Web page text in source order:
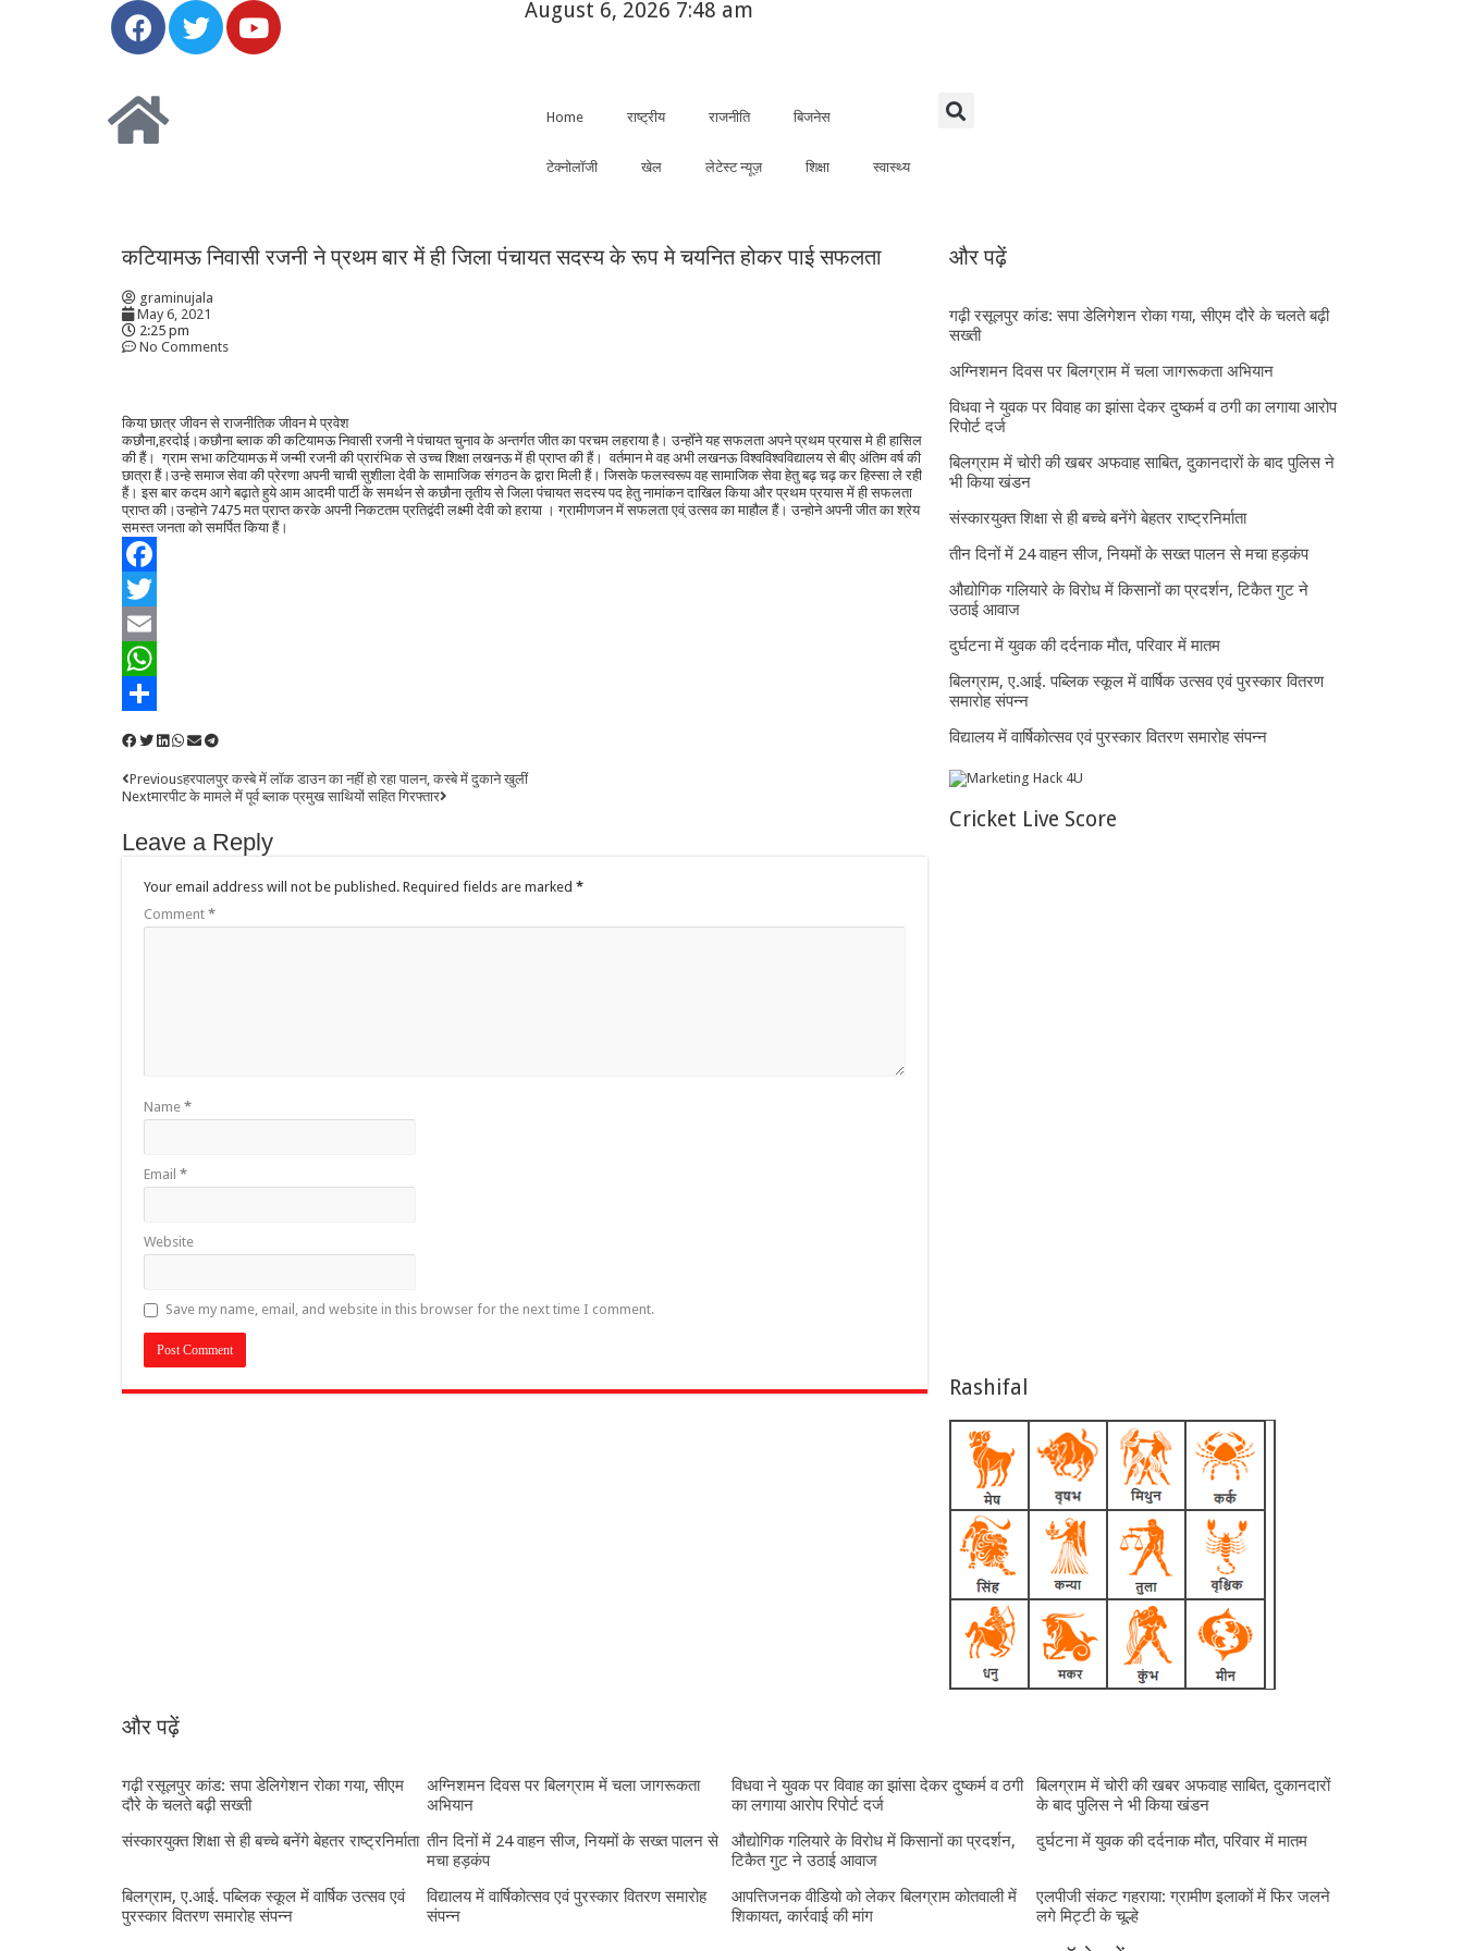
August 6, 2026 7:48 am
Home राष्ट्रीय राजनीति बिजनेस
टेक्नोलॉजी खेल लेटेस्ट न्यूज़ शिक्षा स्वास्थ्य
कटियामऊ निवासी रजनी ने प्रथम बार में ही जिला पंचायत सदस्य के रूप मे चयनित होकर पाई सफलता
graminujala
May 6, 2021
2:25 pm
No Comments
किया छात्र जीवन से राजनीतिक जीवन मे प्रवेश
कछौना,हरदोई।कछौना ब्लाक की कटियामऊ निवासी रजनी ने पंचायत चुनाव के अन्तर्गत जीत का परचम लहराया है। उन्होँने यह सफलता अपने प्रथम प्रयास मे ही हासिल
की हैं। ग्राम सभा कटियामऊ में जन्मी रजनी की प्रारंभिक से उच्च शिक्षा लखनऊ में ही प्राप्त की हैं। वर्तमान मे वह अभी लखनऊ विश्वविश्वविद्यालय से बीए अंतिम वर्ष की
छात्रा हैं।उन्हे समाज सेवा की प्रेरणा अपनी चाची सुशीला देवी के सामाजिक संगठन के द्वारा मिली हैं। जिसके फलस्वरूप वह सामाजिक सेवा हेतु बढ़ चढ़ कर हिस्सा ले रही
हैं। इस बार कदम आगे बढ़ाते हुये आम आदमी पार्टी के समर्थन से कछौना तृतीय से जिला पंचायत सदस्य पद हेतु नामांकन दाखिल किया और प्रथम प्रयास में ही सफलता
प्राप्त की।उन्होने 7475 मत प्राप्त करके अपनी निकटतम प्रतिद्वंदी लक्ष्मी देवी को हराया । ग्रामीणजन में सफलता एव्ं उत्सव का माहौल हैं। उन्होने अपनी जीत का श्रेय
समस्त जनता को समर्पित किया हैं।
Facebook
Twitter
Email
WhatsApp
Previousहरपालपुर कस्बे में लॉक डाउन का नहीं हो रहा पालन, कस्बे में दुकाने खुलीं
Nextमारपीट के मामले में पूर्व ब्लाक प्रमुख साथियों सहित गिरफ्तार
Leave a Reply
Your email address will not be published. Required fields are marked *
Comment *
Name *
Email *
Website
Save my name, email, and website in this browser for the next time I comment.
और पढ़ें
गढ़ी रसूलपुर कांड: सपा डेलिगेशन रोका गया, सीएम दौरे के चलते बढ़ी
सख्ती
अग्निशमन दिवस पर बिलग्राम में चला जागरूकता अभियान
विधवा ने युवक पर विवाह का झांसा देकर दुष्कर्म व ठगी का लगाया आरोप
रिपोर्ट दर्ज
बिलग्राम में चोरी की खबर अफवाह साबित, दुकानदारों के बाद पुलिस ने
भी किया खंडन
संस्कारयुक्त शिक्षा से ही बच्चे बनेंगे बेहतर राष्ट्रनिर्माता
तीन दिनों में 24 वाहन सीज, नियमों के सख्त पालन से मचा हड़कंप
औद्योगिक गलियारे के विरोध में किसानों का प्रदर्शन, टिकैत गुट ने
उठाई आवाज
दुर्घटना में युवक की दर्दनाक मौत, परिवार में मातम
बिलग्राम, ए.आई. पब्लिक स्कूल में वार्षिक उत्सव एवं पुरस्कार वितरण
समारोह संपन्न
विद्यालय में वार्षिकोत्सव एवं पुरस्कार वितरण समारोह संपन्न
Cricket Live Score
Rashifal
और पढ़ें
गढ़ी रसूलपुर कांड: सपा डेलिगेशन रोका गया, सीएम
दौरे के चलते बढ़ी सख्ती
अग्निशमन दिवस पर बिलग्राम में चला जागरूकता
अभियान
विधवा ने युवक पर विवाह का झांसा देकर दुष्कर्म व ठगी
का लगाया आरोप रिपोर्ट दर्ज
बिलग्राम में चोरी की खबर अफवाह साबित, दुकानदारों
के बाद पुलिस ने भी किया खंडन
संस्कारयुक्त शिक्षा से ही बच्चे बनेंगे बेहतर राष्ट्रनिर्माता तीन दिनों में 24 वाहन सीज, नियमों के सख्त पालन से
मचा हड़कंप
औद्योगिक गलियारे के विरोध में किसानों का प्रदर्शन,
टिकैत गुट ने उठाई आवाज
दुर्घटना में युवक की दर्दनाक मौत, परिवार में मातम
बिलग्राम, ए.आई. पब्लिक स्कूल में वार्षिक उत्सव एवं
पुरस्कार वितरण समारोह संपन्न
विद्यालय में वार्षिकोत्सव एवं पुरस्कार वितरण समारोह
संपन्न
आपत्तिजनक वीडियो को लेकर बिलग्राम कोतवाली में
शिकायत, कार्रवाई की मांग
एलपीजी संकट गहराया: ग्रामीण इलाकों में फिर जलने
लगे मिट्टी के चूल्हे